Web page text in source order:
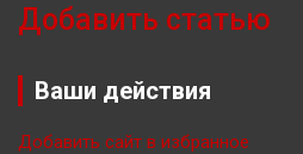
Добавить статью
Ваши действия
Добавить сайт в избранное